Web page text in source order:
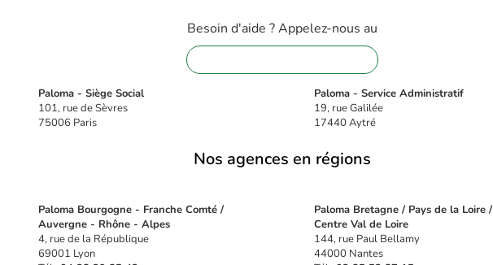
Besoin d'aide ? Appelez-nous au
Paloma - Siège Social
101, rue de Sèvres
75006 Paris
Paloma - Service Administratif
19, rue Galilée
17440 Aytré
Nos agences en régions
Paloma Bourgogne - Franche Comté /
Auvergne - Rhône - Alpes
4, rue de la République
69001 Lyon
Paloma Bretagne / Pays de la Loire /
Centre Val de Loire
144, rue Paul Bellamy
44000 Nantes